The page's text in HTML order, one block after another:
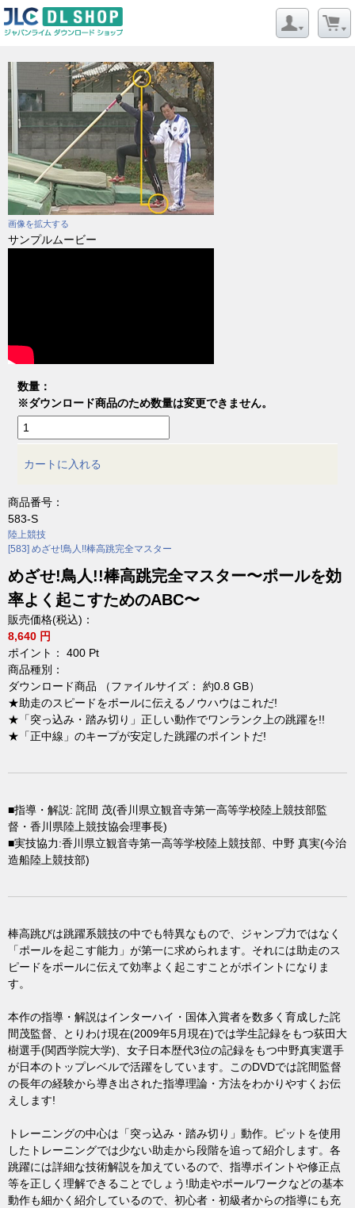
画像を拡大する
サンプルムービー
数量：
※ダウンロード商品のため数量は変更できません。
カートに入れる
商品番号：
583-S
陸上競技
[583] めざせ!鳥人!!棒高跳完全マスター
めざせ!鳥人!!棒高跳完全マスター〜ポールを効
率よく起こすためのABC〜
販売価格(税込)：
8,640 円
ポイント： 400 Pt
商品種別：
ダウンロード商品 （ファイルサイズ： 約0.8 GB）
★助走のスピードをポールに伝えるノウハウはこれだ!
★「突っ込み・踏み切り」正しい動作でワンランク上の跳躍を!!
★「正中線」のキープが安定した跳躍のポイントだ!
■指導・解説: 詫間 茂(香川県立観音寺第一高等学校陸上競技部監
督・香川県陸上競技協会理事長)
■実技協力:香川県立観音寺第一高等学校陸上競技部、中野 真実(今治
造船陸上競技部)
棒高跳びは跳躍系競技の中でも特異なもので、ジャンプ力ではなく
「ポールを起こす能力」が第一に求められます。それには助走のス
ピードをポールに伝えて効率よく起こすことがポイントになりま
す。
本作の指導・解説はインターハイ・国体入賞者を数多く育成した詫
間茂監督、とりわけ現在(2009年5月現在)では学生記録をもつ荻田大
樹選手(関西学院大学)、女子日本歴代3位の記録をもつ中野真実選手
が日本のトップレベルで活躍をしています。このDVDでは詫間監督
の長年の経験から導き出された指導理論・方法をわかりやすくお伝
えします!
トレーニングの中心は「突っ込み・踏み切り」動作。ピットを使用
したトレーニングでは少ない助走から段階を追って紹介します。各
跳躍には詳細な技術解説を加えているので、指導ポイントや修正点
等を正しく理解できることでしょう!助走やポールワークなどの基本
動作も細かく紹介しているので、初心者・初級者からの指導にも充